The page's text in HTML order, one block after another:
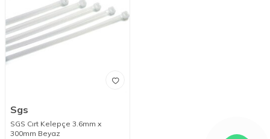
Sgs
SGS Cırt Kelepçe 3.6mm x
300mm Beyaz